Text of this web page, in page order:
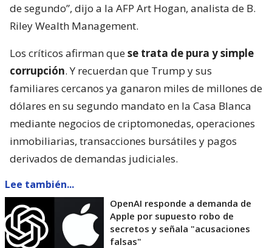
de segundo”, dijo a la AFP Art Hogan, analista de B.
Riley Wealth Management.
Los críticos afirman quese trata de pura y simple
corrupción. Y recuerdan que Trump y sus
familiares cercanos ya ganaron miles de millones de
dólares en su segundo mandato en la Casa Blanca
mediante negocios de criptomonedas, operaciones
inmobiliarias, transacciones bursátiles y pagos
derivados de demandas judiciales.
Lee también...
OpenAI responde a demanda de
Apple por supuesto robo de
secretos y señala "acusaciones
falsas"